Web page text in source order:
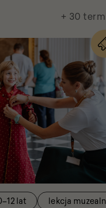
lat
lekcja
+ 30
u